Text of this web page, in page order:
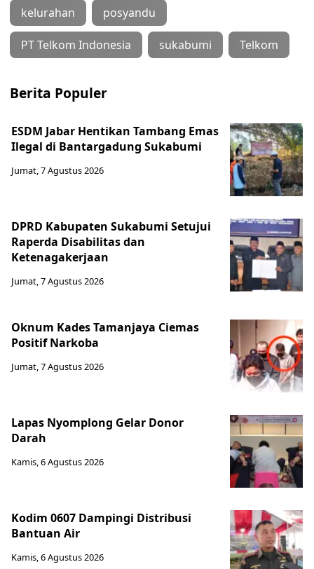
kelurahan posyandu
PT Telkom Indonesia sukabumi Telkom
Berita Populer
ESDM Jabar Hentikan Tambang Emas
Ilegal di Bantargadung Sukabumi
Jumat, 7 Agustus 2026
DPRD Kabupaten Sukabumi Setujui
Raperda Disabilitas dan
Ketenagakerjaan
Jumat, 7 Agustus 2026
Oknum Kades Tamanjaya Ciemas
Positif Narkoba
Jumat, 7 Agustus 2026
Lapas Nyomplong Gelar Donor
Darah
Kamis, 6 Agustus 2026
Kodim 0607 Dampingi Distribusi
Bantuan Air
Kamis, 6 Agustus 2026